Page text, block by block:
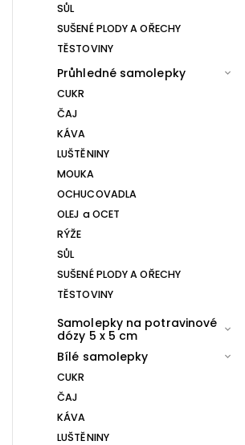
SŮL
SUŠENÉ PLODY A OŘECHY
TĚSTOVINY
Průhledné samolepky
CUKR
ČAJ
KÁVA
LUŠTĚNINY
MOUKA
OCHUCOVADLA
OLEJ a OCET
RÝŽE
SŮL
SUŠENÉ PLODY A OŘECHY
TĚSTOVINY
Samolepky na potravinové
dózy 5 x 5 cm
Bílé samolepky
CUKR
ČAJ
KÁVA
LUŠTĚNINY